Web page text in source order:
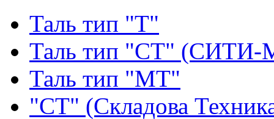
Таль тип "Т"
Таль тип "СТ" (СИТИ-
Таль тип "МТ"
"СТ" (Складова